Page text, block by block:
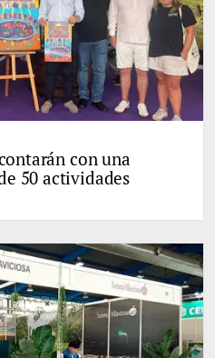
con una
50 actividades